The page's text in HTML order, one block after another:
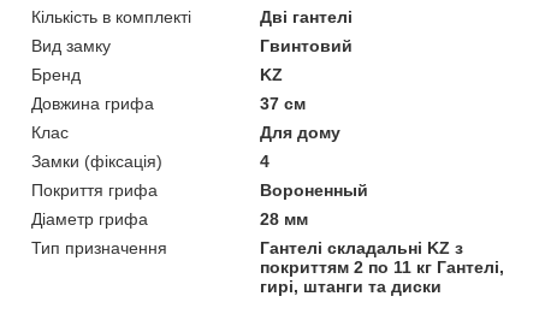
Кількість в комплекті
Дві гантелі
Вид замку
Гвинтовий
Бренд
KZ
Довжина грифа
37 см
Клас
Для дому
Замки (фіксація)
4
Покриття грифа
Вороненный
Діаметр грифа
28 мм
Тип призначення
Гантелі складальні KZ з
покриттям 2 по 11 кг Гантелі,
гирі, штанги та диски